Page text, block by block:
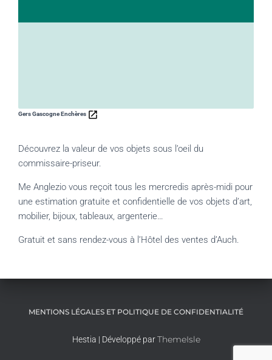
Gers Gascogne Enchères
Découvrez la valeur de vos objets sous l’oeil du
commissaire-priseur.
Me Anglezio vous reçoit tous les mercredis après-midi pour
une estimation gratuite et confidentielle de vos objets d’art,
mobilier, bijoux, tableaux, argenterie…
Gratuit et sans rendez-vous à l’Hôtel des ventes d’Auch.
MENTIONS LÉGALES ET POLITIQUE DE CONFIDENTIALITÉ
Hestia | Développé parThemeIsle